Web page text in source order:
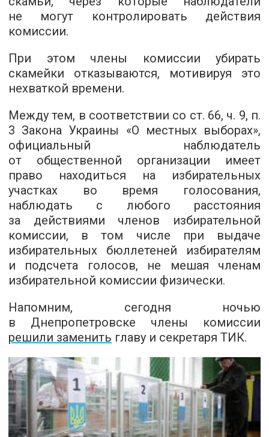
не могут контролировать действия
комиссии.
При этом члены комиссии убирать
скамейки отказываются, мотивируя это
нехваткой времени.
Между тем, в соответствии со ст. 66, ч. 9, п.
3 Закона Украины «О местных выборах»,
официальный наблюдатель
от общественной организации имеет
право находиться на избирательных
участках во время голосования,
наблюдать с любого расстояния
за действиями членов избирательной
комиссии, в том числе при выдаче
избирательных бюллетеней избирателям
и подсчета голосов, не мешая членам
избирательной комиссии физически.
Напомним, сегодня ночью
в Днепропетровске члены комиссии
решили заменить главу и секретаря ТИК.